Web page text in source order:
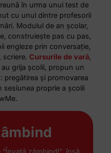
în urma unui test de
cu unul dintre profesorii
Modulul de an școlar,
construiește pas cu pas,
engleze prin conversație,
scriere. Cursurile de vară,
grija școlii, propun un
pregătirea și promovarea
sesiunea proprie a școlii
zâmbind!”, însă